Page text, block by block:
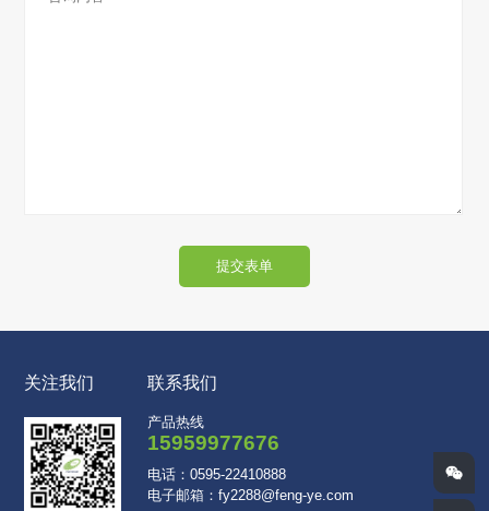
提交表单
关注我们 联系我们
产品热线
15959977676
电话：0595-22410888
电子邮箱：fy2288@feng-ye.com